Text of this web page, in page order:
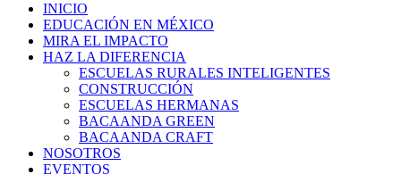
INICIO
EDUCACIÓN EN MÉXICO
MIRA EL IMPACTO
HAZ LA DIFERENCIA
ESCUELAS RURALES INTELIGENTES
CONSTRUCCIÓN
ESCUELAS HERMANAS
BACAANDA GREEN
BACAANDA CRAFT
NOSOTROS
EVENTOS